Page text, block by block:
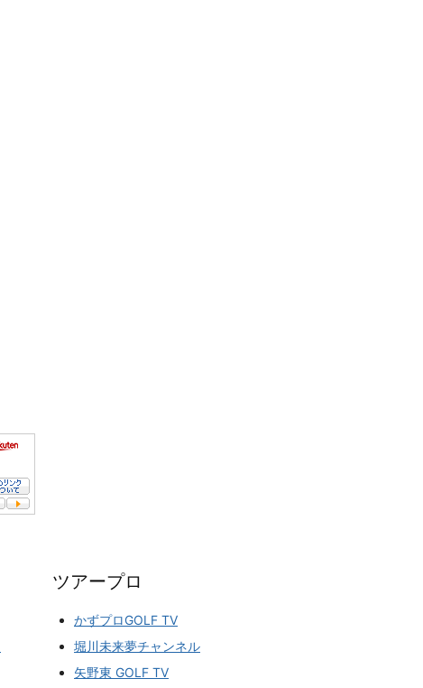
ツアープロ
かずプロGOLF TV
堀川未来夢チャンネル
矢野東 GOLF TV